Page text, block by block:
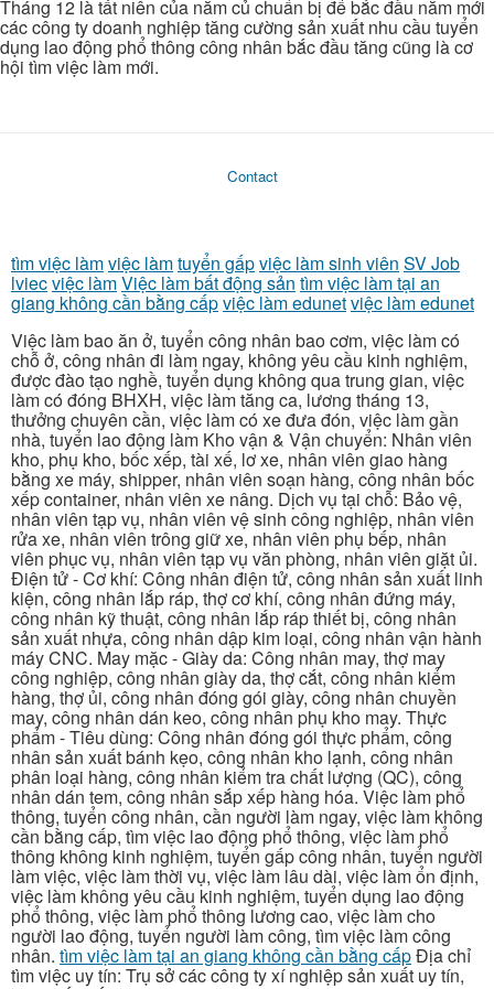
Tháng 12 là tất niên của năm củ chuẩn bị để bắc đầu năm mới
các công ty doanh nghiệp tăng cường sản xuất nhu cầu tuyển
dụng lao động phổ thông công nhân bắc đầu tăng cũng là cơ
hội tìm việc làm mới.
Contact
tìm việc làmviệc làmtuyển gấpviệc làm sinh viên SV Job
lviecviệc làmViệc làm bất động sản tìm việc làm tại an
giang không cần bằng cấpviệc làm edunetviệc làm edunet
Việc làm bao ăn ở, tuyển công nhân bao cơm, việc làm có
chỗ ở, công nhân đi làm ngay, không yêu cầu kinh nghiệm,
được đào tạo nghề, tuyển dụng không qua trung gian, việc
làm có đóng BHXH, việc làm tăng ca, lương tháng 13,
thưởng chuyên cần, việc làm có xe đưa đón, việc làm gần
nhà, tuyển lao động làm Kho vận & Vận chuyển: Nhân viên
kho, phụ kho, bốc xếp, tài xế, lơ xe, nhân viên giao hàng
bằng xe máy, shipper, nhân viên soạn hàng, công nhân bốc
xếp container, nhân viên xe nâng. Dịch vụ tại chỗ: Bảo vệ,
nhân viên tạp vụ, nhân viên vệ sinh công nghiệp, nhân viên
rửa xe, nhân viên trông giữ xe, nhân viên phụ bếp, nhân
viên phục vụ, nhân viên tạp vụ văn phòng, nhân viên giặt ủi.
Điện tử - Cơ khí: Công nhân điện tử, công nhân sản xuất linh
kiện, công nhân lắp ráp, thợ cơ khí, công nhân đứng máy,
công nhân kỹ thuật, công nhân lắp ráp thiết bị, công nhân
sản xuất nhựa, công nhân dập kim loại, công nhân vận hành
máy CNC. May mặc - Giày da: Công nhân may, thợ may
công nghiệp, công nhân giày da, thợ cắt, công nhân kiểm
hàng, thợ ủi, công nhân đóng gói giày, công nhân chuyền
may, công nhân dán keo, công nhân phụ kho may. Thực
phẩm - Tiêu dùng: Công nhân đóng gói thực phẩm, công
nhân sản xuất bánh kẹo, công nhân kho lạnh, công nhân
phân loại hàng, công nhân kiểm tra chất lượng (QC), công
nhân dán tem, công nhân sắp xếp hàng hóa. Việc làm phổ
thông, tuyển công nhân, cần người làm ngay, việc làm không
cần bằng cấp, tìm việc lao động phổ thông, việc làm phổ
thông không kinh nghiệm, tuyển gấp công nhân, tuyển người
làm việc, việc làm thời vụ, việc làm lâu dài, việc làm ổn định,
việc làm không yêu cầu kinh nghiệm, tuyển dụng lao động
phổ thông, việc làm phổ thông lương cao, việc làm cho
người lao động, tuyển người làm công, tìm việc làm công
nhân. tìm việc làm tại an giang không cần bằng cấpĐịa chỉ
tìm việc uy tín: Trụ sở các công ty xí nghiệp sản xuất uy tín,